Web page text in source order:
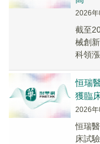
2026
截至
械創
科領
恒瑞
獲臨
2026
恒瑞
床試